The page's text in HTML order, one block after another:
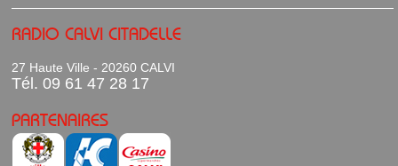
RADIO CALVI CITADELLE
27 Haute Ville - 20260 CALVI
Tél. 09 61 47 28 17
PARTENAIRES